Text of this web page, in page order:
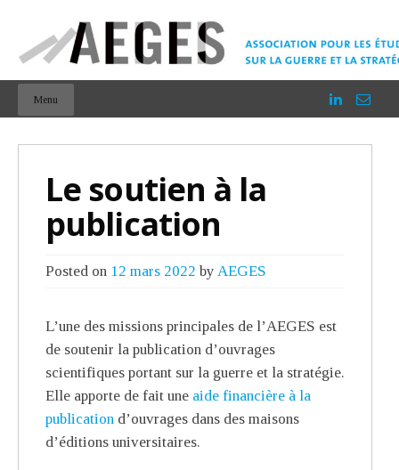
Menu
Le soutien à la
publication
Posted on 12 mars 2022 by AEGES
L’une des missions principales de l’AEGES est
de soutenir la publication d’ouvrages
scientifiques portant sur la guerre et la stratégie.
Elle apporte de fait une aide financière à la
publication d’ouvrages dans des maisons
d’éditions universitaires.